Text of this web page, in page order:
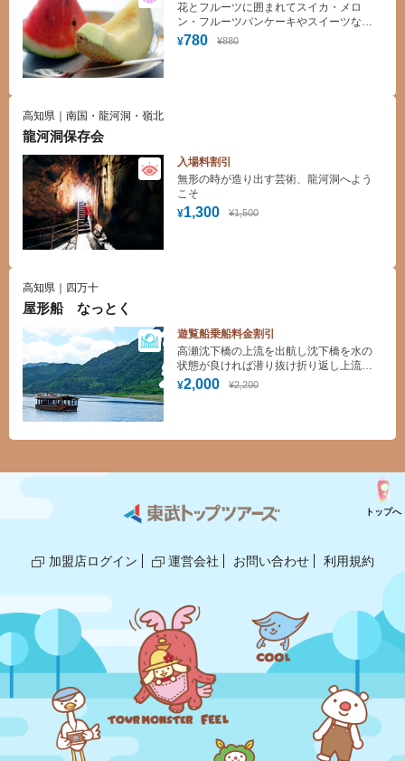
¥780 ¥880
花とフルーツに囲まれてスイカ・メロ
ン・フルーツパンケーキやスイーツなど
が味わえます。御土産には高知の特産品
高知県｜南国・龍河洞・嶺北
龍河洞保存会
入場料割引
¥1,300 ¥1,500
無形の時が造り出す芸術、龍河洞へよう
こそ
高知県｜四万十
屋形船 なっとく
遊覧船乗船料金割引
¥2,000 ¥2,200
高瀬沈下橋の上流を出航し沈下橋を水の
状態が良ければ潜り抜け折り返し上流へ
航路路取り又港へ帰ってくる４０分～５
０分の大自然を満喫できるコースです。
加盟店ログイン 運営会社 お問い合わせ 利用規約
トップへ